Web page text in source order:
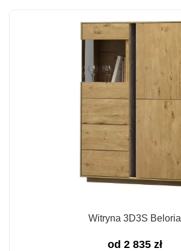
Witryna 3D3S Beloria
od 2 835 zł